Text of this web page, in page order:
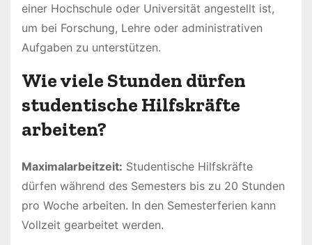
einer Hochschule oder Universität angestellt ist,
um bei Forschung, Lehre oder administrativen
Aufgaben zu unterstützen.
Wie viele Stunden dürfen
studentische Hilfskräfte
arbeiten?
Maximalarbeitzeit: Studentische Hilfskräfte
dürfen während des Semesters bis zu 20 Stunden
pro Woche arbeiten. In den Semesterferien kann
Vollzeit gearbeitet werden.